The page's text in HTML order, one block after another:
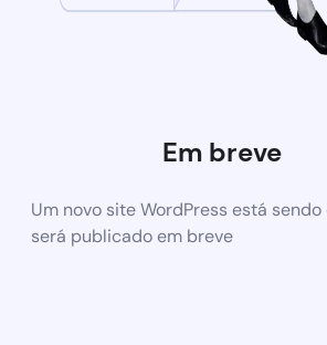
Em breve
Um novo site WordPress está
será publicado em breve